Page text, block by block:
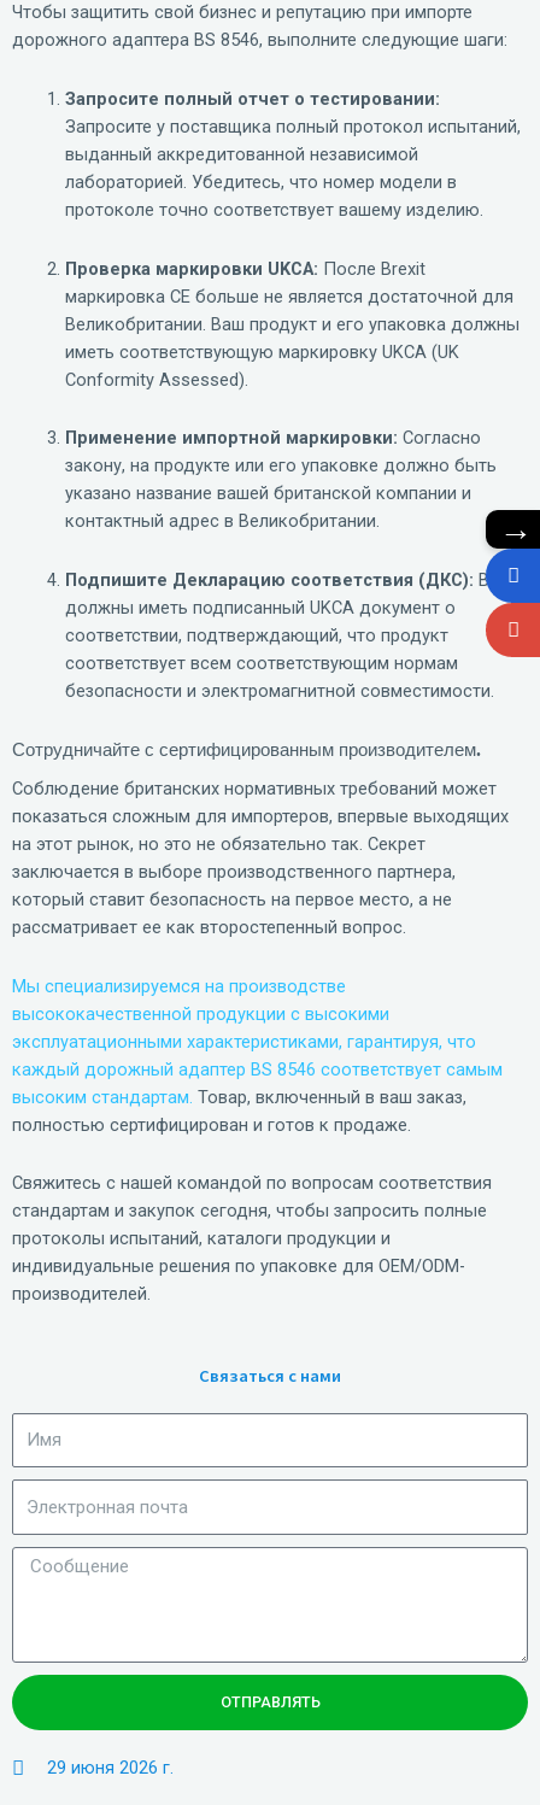
Чтобы защитить свой бизнес и репутацию при импорте
дорожного адаптера BS 8546, выполните следующие шаги:
Запросите полный отчет о тестировании:
Запросите у поставщика полный протокол испытаний,
выданный аккредитованной независимой
лабораторией. Убедитесь, что номер модели в
протоколе точно соответствует вашему изделию.
Проверка маркировки UKCA: После Brexit
маркировка CE больше не является достаточной для
Великобритании. Ваш продукт и его упаковка должны
иметь соответствующую маркировку UKCA (UK
Conformity Assessed).
Применение импортной маркировки: Согласно
закону, на продукте или его упаковке должно быть
указано название вашей британской компании и
контактный адрес в Великобритании.
Подпишите Декларацию соответствия (ДКС): Вы
должны иметь подписанный UKCA документ о
соответствии, подтверждающий, что продукт
соответствует всем соответствующим нормам
безопасности и электромагнитной совместимости.
Сотрудничайте с сертифицированным производителем.
Соблюдение британских нормативных требований может
показаться сложным для импортеров, впервые выходящих
на этот рынок, но это не обязательно так. Секрет
заключается в выборе производственного партнера,
который ставит безопасность на первое место, а не
рассматривает ее как второстепенный вопрос.
Мы специализируемся на производстве
высококачественной продукции с высокими
эксплуатационными характеристиками, гарантируя, что
каждый дорожный адаптер BS 8546 соответствует самым
высоким стандартам. Товар, включенный в ваш заказ,
полностью сертифицирован и готов к продаже.
Свяжитесь с нашей командой по вопросам соответствия
стандартам и закупок сегодня, чтобы запросить полные
протоколы испытаний, каталоги продукции и
индивидуальные решения по упаковке для OEM/ODM-
производителей.
Связаться с нами
ОТПРАВЛЯТЬ
29 июня 2026 г.
→